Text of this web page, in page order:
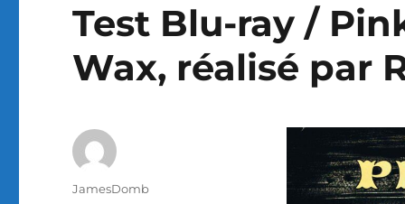
Test Blu-ray /
Wax, réalisé par
Auteur
JamesDomb